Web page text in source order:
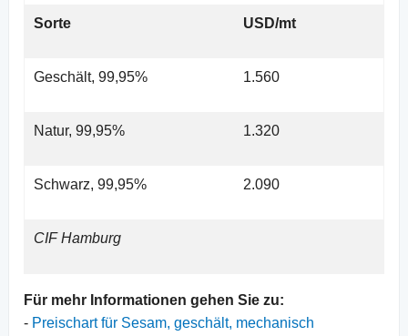
Sorte USD/mt
Geschält, 99,95% 1.560
Natur, 99,95% 1.320
Schwarz, 99,95% 2.090
CIF Hamburg
Für mehr Informationen gehen Sie zu:
- Preischart für Sesam, geschält, mechanisch